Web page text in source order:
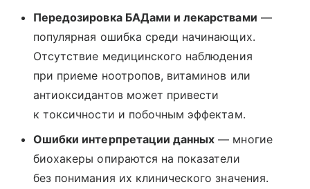
Передозировка БАДами и лекарствами —
популярная ошибка среди начинающих.
Отсутствие медицинского наблюдения
при приеме ноотропов, витаминов или
антиоксидантов может привести
к токсичности и побочным эффектам.
Ошибки интерпретации данных — многие
биохакеры опираются на показатели
без понимания их клинического значения.